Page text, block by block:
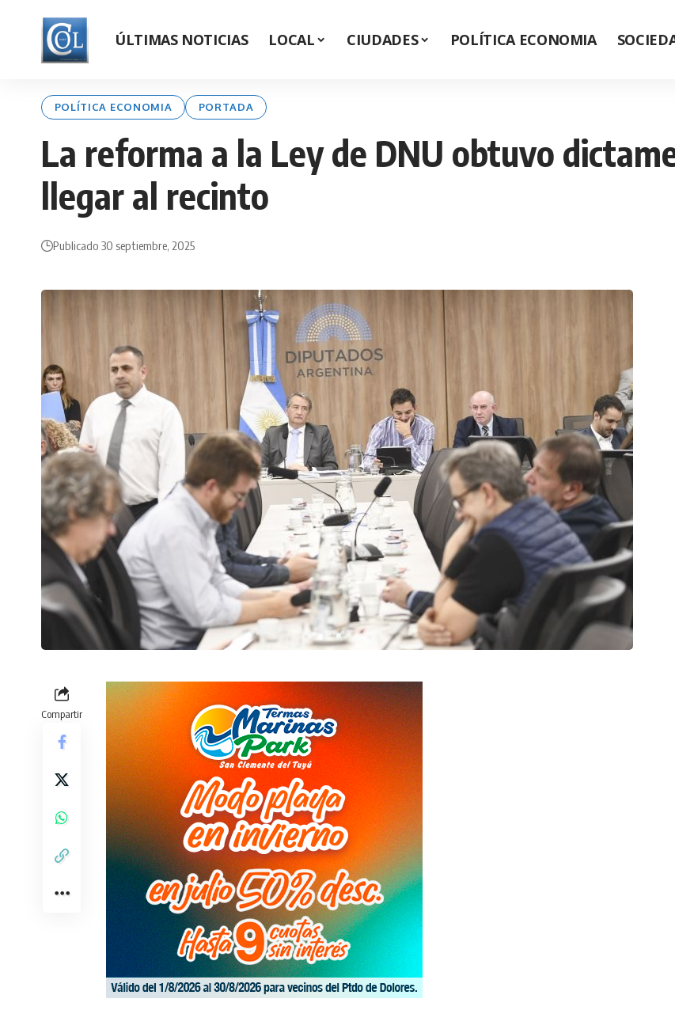
ÚLTIMAS NOTICIAS LOCAL CIUDADES POLÍTICA ECONOMIA
POLÍTICA ECONOMIA PORTADA
La reforma a la Ley de DNU obtuvo
llegar al recinto
Publicado 30 septiembre, 2025
Compartir